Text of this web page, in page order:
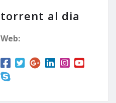
torrent al dia
Web: